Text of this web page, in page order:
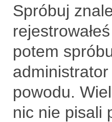
Spróbuj
potem
administrator
powodu.
nic nie pisali